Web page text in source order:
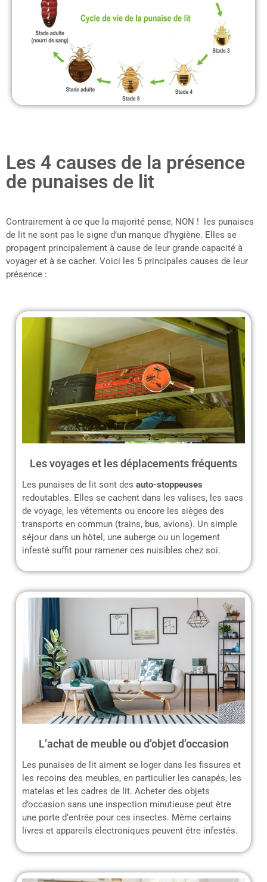
Les 4 causes de la présence
de punaises de lit
Contrairement à ce que la majorité pense, NON ! les punaises
de lit ne sont pas le signe d’un manque d’hygiène. Elles se
propagent principalement à cause de leur grande capacité à
voyager et à se cacher. Voici les 5 principales causes de leur
présence :
Les voyages et les déplacements fréquents
Les punaises de lit sont des auto-stoppeuses
redoutables. Elles se cachent dans les valises, les sacs
de voyage, les vêtements ou encore les sièges des
transports en commun (trains, bus, avions). Un simple
séjour dans un hôtel, une auberge ou un logement
infesté suffit pour ramener ces nuisibles chez soi.
L’achat de meuble ou d’objet d’occasion
Les punaises de lit aiment se loger dans les fissures et
les recoins des meubles, en particulier les canapés, les
matelas et les cadres de lit. Acheter des objets
d’occasion sans une inspection minutieuse peut être
une porte d’entrée pour ces insectes. Même certains
livres et appareils électroniques peuvent être infestés.